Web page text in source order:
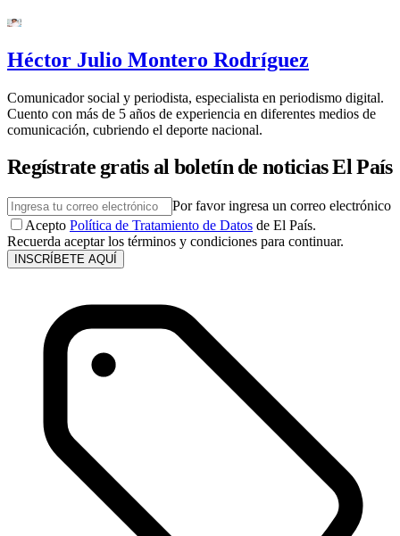
Héctor Julio Montero Rodríguez
Comunicador social y periodista, especialista en periodismo digital.
Cuento con más de 5 años de experiencia en diferentes medios de
comunicación, cubriendo el deporte nacional.
Regístrate gratis al boletín de noticias El País
Por favor ingresa un correo electrónico
Acepto Política de Tratamiento de Datos de El País.
Recuerda aceptar los términos y condiciones para continuar.
INSCRÍBETE AQUÍ